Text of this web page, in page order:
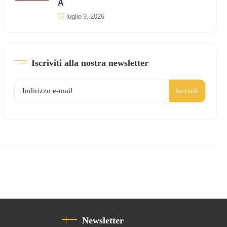
luglio 9, 2026
Iscriviti alla nostra newsletter
Iscriviti
Newsletter